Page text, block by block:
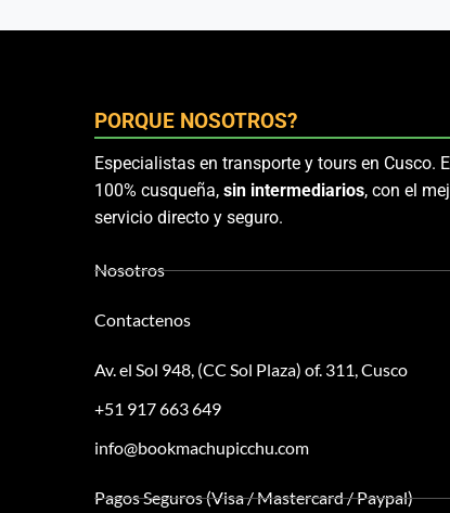
PORQUE NOSOTROS?
Especialistas en transporte y tours en Cusco.
100% cusqueña, sin intermediarios, con el
servicio directo y seguro.
Nosotros
Contactenos
Av. el Sol 948, (CC Sol Plaza) of. 311, Cusco
+51 917 663 649
info@bookmachupicchu.com
Pagos Seguros (Visa / Mastercard / Paypal)